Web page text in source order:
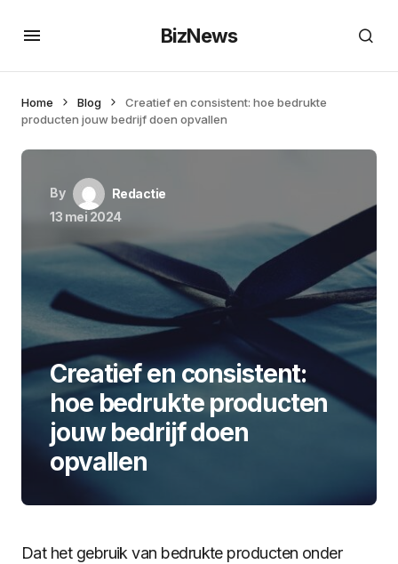
BizNews
Home Blog
Creatief en consistent: hoe bedrukte
producten jouw bedrijf doen opvallen
By
Redactie
13 mei 2024
Creatief en consistent:
hoe bedrukte producten
jouw bedrijf doen
opvallen
Dat het gebruik van bedrukte producten onder